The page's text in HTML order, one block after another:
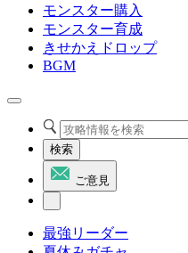
モンスター購入
モンスター育成
きせかえドロップ
BGM
検索
ご意見
最強リーダー